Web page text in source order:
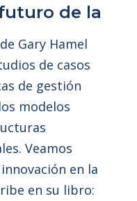
de la
Gary Hamel
de casos
de gestión
modelos
Veamos
en la
en su libro: